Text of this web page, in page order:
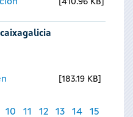
410.96 KB
183.19 KB
10 11 12 13 14
15